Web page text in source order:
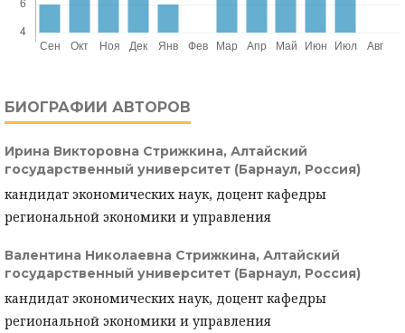
БИОГРАФИИ АВТОРОВ
Ирина Викторовна Стрижкина, Алтайский
государственный университет (Барнаул, Россия)
кандидат экономических наук, доцент кафедры
региональной экономики и управления
Валентина Николаевна Стрижкина, Алтайский
государственный университет (Барнаул, Россия)
кандидат экономических наук, доцент кафедры
региональной экономики и управления